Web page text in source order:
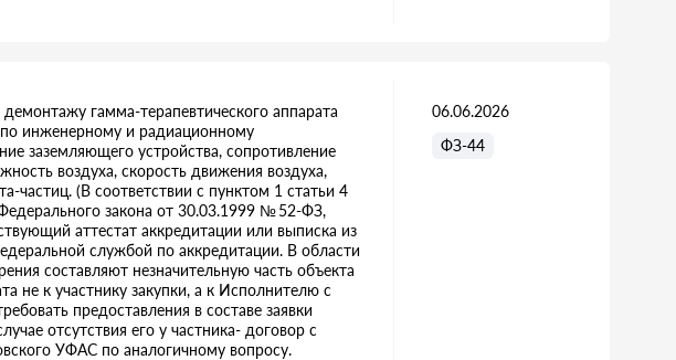
гамма-терапевтического аппарата
инженерному и радиационному
заземляющего устройства, сопротивление
воздуха, скорость движения воздуха,
частиц. (В соответствии с пунктом 1 статьи 4
закона от 30.03.1999 № 52-ФЗ,
аттестат аккредитации или выписка из
службой по аккредитации. В области
составляют незначительную часть объекта
не к участнику закупки, а к Исполнителю с
предоставления в составе заявки
отсутствия его у частника- договор с
УФАС по аналогичному вопросу.
06.06.2026
ФЗ-44